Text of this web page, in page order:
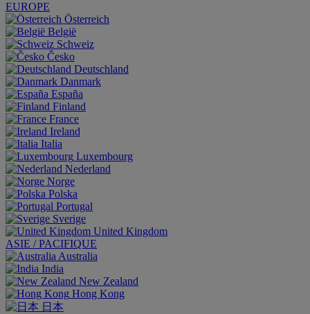
EUROPE
Österreich
België
Schweiz
Česko
Deutschland
Danmark
España
Finland
France
Ireland
Italia
Luxembourg
Nederland
Norge
Polska
Portugal
Sverige
United Kingdom
ASIE / PACIFIQUE
Australia
India
New Zealand
Hong Kong
日本